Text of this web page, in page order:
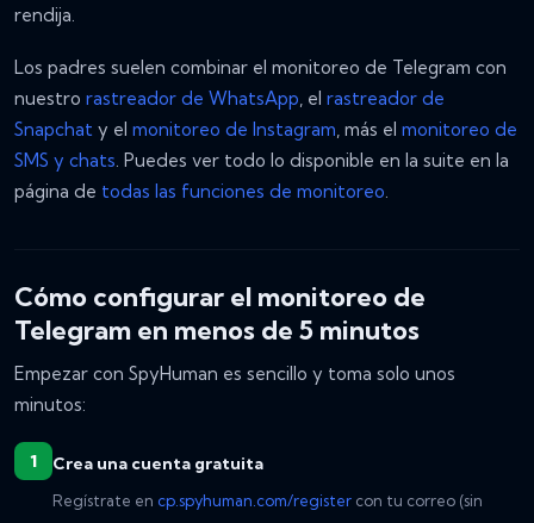
rendija.
Los padres suelen combinar el monitoreo de Telegram con
nuestro rastreador de WhatsApp, el rastreador de
Snapchat y el monitoreo de Instagram, más el monitoreo de
SMS y chats. Puedes ver todo lo disponible en la suite en la
página de todas las funciones de monitoreo.
Cómo configurar el monitoreo de
Telegram en menos de 5 minutos
Empezar con SpyHuman es sencillo y toma solo unos
minutos:
Crea una cuenta gratuita
Regístrate en cp.spyhuman.com/register con tu correo (sin